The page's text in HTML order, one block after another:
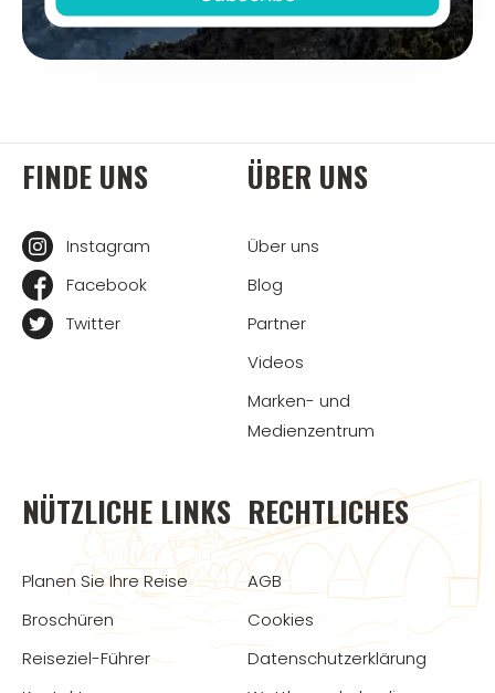
FINDE UNS
Instagram
Facebook
Twitter
ÜBER UNS
Über uns
Blog
Partner
Videos
Marken- und
Medienzentrum
NÜTZLICHE LINKS
Planen Sie Ihre Reise
Broschüren
Reiseziel-Führer
RECHTLICHES
AGB
Cookies
Datenschutzerklärung